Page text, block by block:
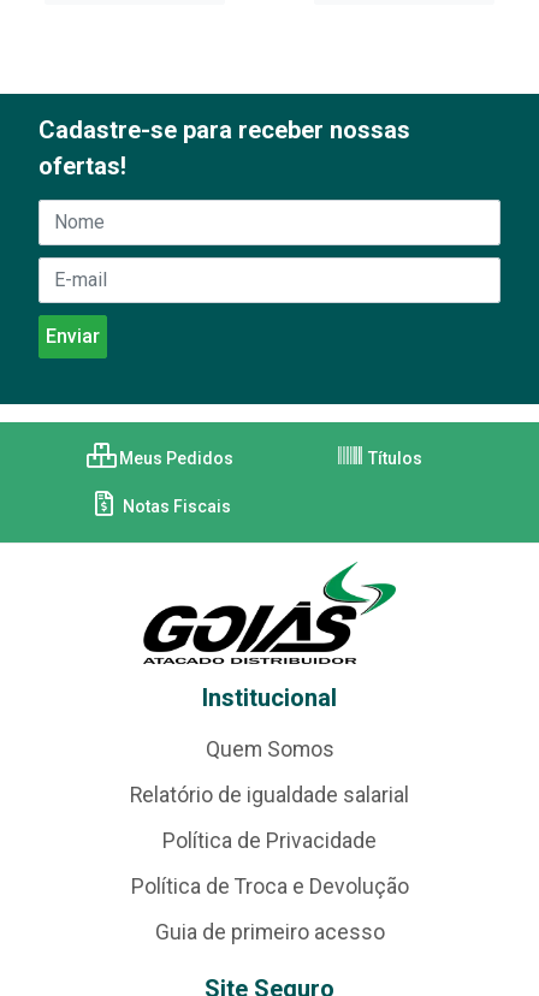
Cadastre-se para receber nossas
ofertas!
Meus Pedidos Títulos
Notas Fiscais
Institucional
Quem Somos
Relatório de igualdade salarial
Política de Privacidade
Política de Troca e Devolução
Guia de primeiro acesso
Site Seguro